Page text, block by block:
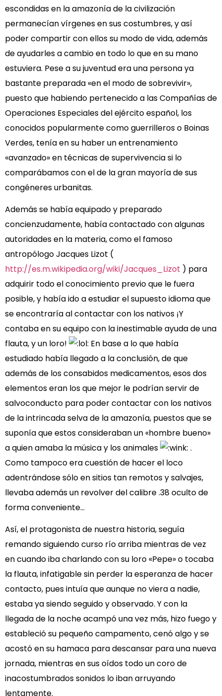
escondidas en la amazonía de la civilización
permanecían vírgenes en sus costumbres, y así
poder compartir con ellos su modo de vida, además
de ayudarles a cambio en todo lo que en su mano
estuviera. Pese a su juventud era una persona ya
bastante preparada «en el modo de sobrevivir»,
puesto que habiendo pertenecido a las Compañías de
Operaciones Especiales del ejército español, los
conocidos popularmente como guerrilleros o Boinas
Verdes, tenía en su haber un entrenamiento
«avanzado» en técnicas de supervivencia si lo
comparábamos con el de la gran mayoría de sus
congéneres urbanitas.
Además se había equipado y preparado
concienzudamente, había contactado con algunas
autoridades en la materia, como el famoso
antropólogo Jacques Lizot (
http://es.m.wikipedia.org/wiki/Jacques_Lizot ) para
adquirir todo el conocimiento previo que le fuera
posible, y había ido a estudiar el supuesto idioma que
se encontraría al contactar con los nativos ¡Y
contaba en su equipo con la inestimable ayuda de una
flauta, y un loro!
En base a lo que había
estudiado había llegado a la conclusión, de que
además de los consabidos medicamentos, esos dos
elementos eran los que mejor le podrían servir de
salvoconducto para poder contactar con los nativos
de la intrincada selva de la amazonía, puestos que se
suponía que estos consideraban un «hombre bueno»
a quien amaba la música y los animales
.
Como tampoco era cuestión de hacer el loco
adentrándose sólo en sitios tan remotos y salvajes,
llevaba además un revolver del calibre .38 oculto de
forma conveniente…
Así, el protagonista de nuestra historia, seguía
remando siguiendo curso río arriba mientras de vez
en cuando iba charlando con su loro «Pepe» o tocaba
la flauta, infatigable sin perder la esperanza de hacer
contacto, pues intuía que aunque no viera a nadie,
estaba ya siendo seguido y observado. Y con la
llegada de la noche acampó una vez más, hizo fuego y
estableció su pequeño campamento, cenó algo y se
acostó en su hamaca para descansar para una nueva
jornada, mientras en sus oídos todo un coro de
inacostumbrados sonidos lo iban arruyando
lentamente.